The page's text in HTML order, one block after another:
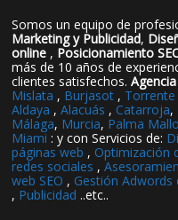
Somos un equipo de
Marketing y Publicidad,
online , Posicionamiento
más de 10 años de
clientes satisfechos.
Mislata , Burjasot , Torrente
Aldaya ,Alacuás , Catarroja,
Málaga, Murcia, Palma
Miami : y con Servicios de:
páginas web , Optimización
redes sociales ,
web SEO , Gestión Adwords
, Publicidad ..etc..